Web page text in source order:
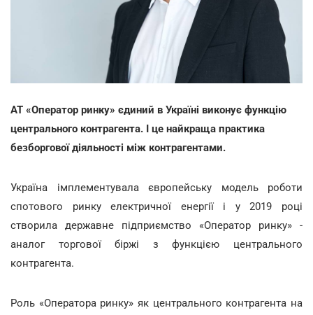
АТ «Оператор ринку» єдиний в Україні виконує функцію
центрального контрагента. І це найкраща практика
безборгової діяльності між контрагентами.
Україна імплементувала європейську модель роботи
спотового ринку електричної енергії і у 2019 році
створила державне підприємство «Оператор ринку» -
аналог торгової біржі з функцією центрального
контрагента.
Роль «Оператора ринку» як центрального контрагента на